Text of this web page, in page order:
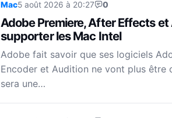
Mac5 août 2026 à 20:27 0
Adobe Premiere, After Effects
supporter les Mac Intel
Adobe fait savoir que ses logiciels
Encoder et Audition ne vont plus être
sera une…